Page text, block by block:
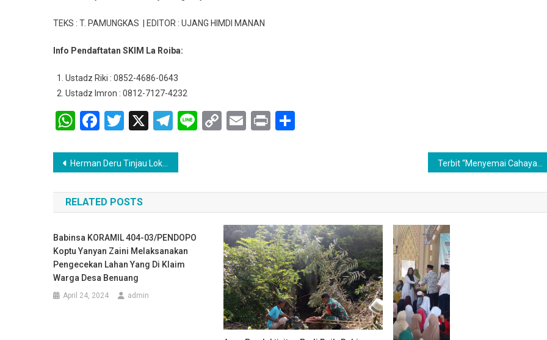
TEKS : T. PAMUNGKAS | EDITOR : UJANG HIMDI MANAN
Info Pendaftatan SKIM La Roiba:
Ustadz Riki : 0852-4686-0643
Ustadz Imron : 0812-7127-4232
WhatsApp
Facebook
Twitter
X Telegram
LineCopyEmailPrint
Navigasi
pos
Herman Deru Tinjau Lokasi Peningkatan Jalan dan Jembatan Sungai Lematang: Proyek Strategis untuk Konektivitas Muara Enim Terbit “Menyemai Cahaya Kata” Buku Anti Grogi MC, Khatib dan Imam
RELATED POSTS
Babinsa KORAMIL 404-03/PENDOPO
Koptu Yanyan Zaini Melaksanakan
Pengecekan Lahan Yang Di Klaim
Warga Desa Benuang
April 24, 2024 admin